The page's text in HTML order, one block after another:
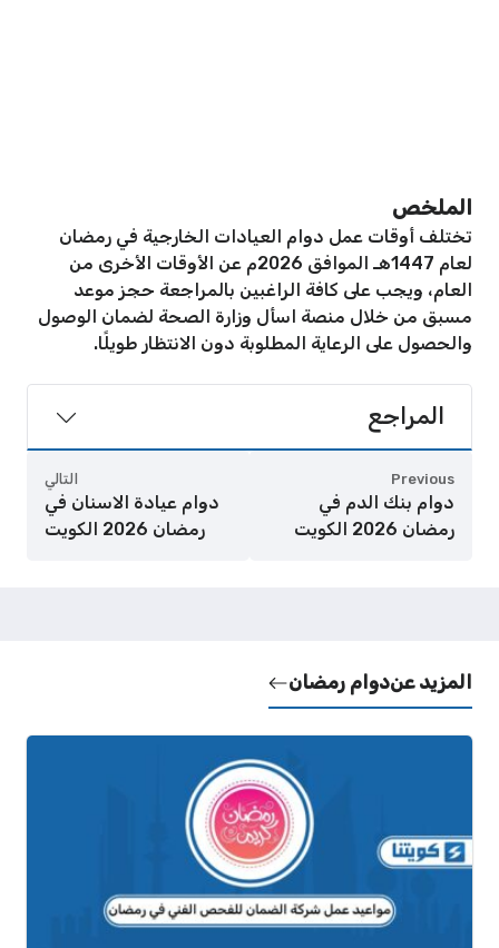
الملخص
تختلف أوقات عمل دوام العيادات الخارجية في رمضان
لعام 1447هـ الموافق 2026م عن الأوقات الأخرى من
العام، ويجب على كافة الراغبين بالمراجعة حجز موعد
مسبق من خلال منصة اسأل وزارة الصحة لضمان الوصول
والحصول على الرعاية المطلوبة دون الانتظار طويلًا.
المراجع
Previous
دوام بنك الدم في
رمضان 2026 الكويت
التالي
دوام عيادة الاسنان في
رمضان 2026 الكويت
المزيد عندوام رمضان